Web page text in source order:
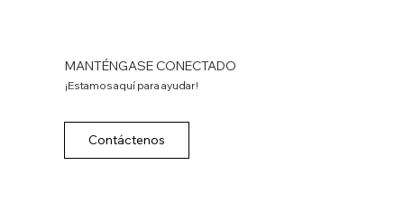
MANTÉNGASE CONECTADO
¡Estamos aquí para ayudar!
Contáctenos